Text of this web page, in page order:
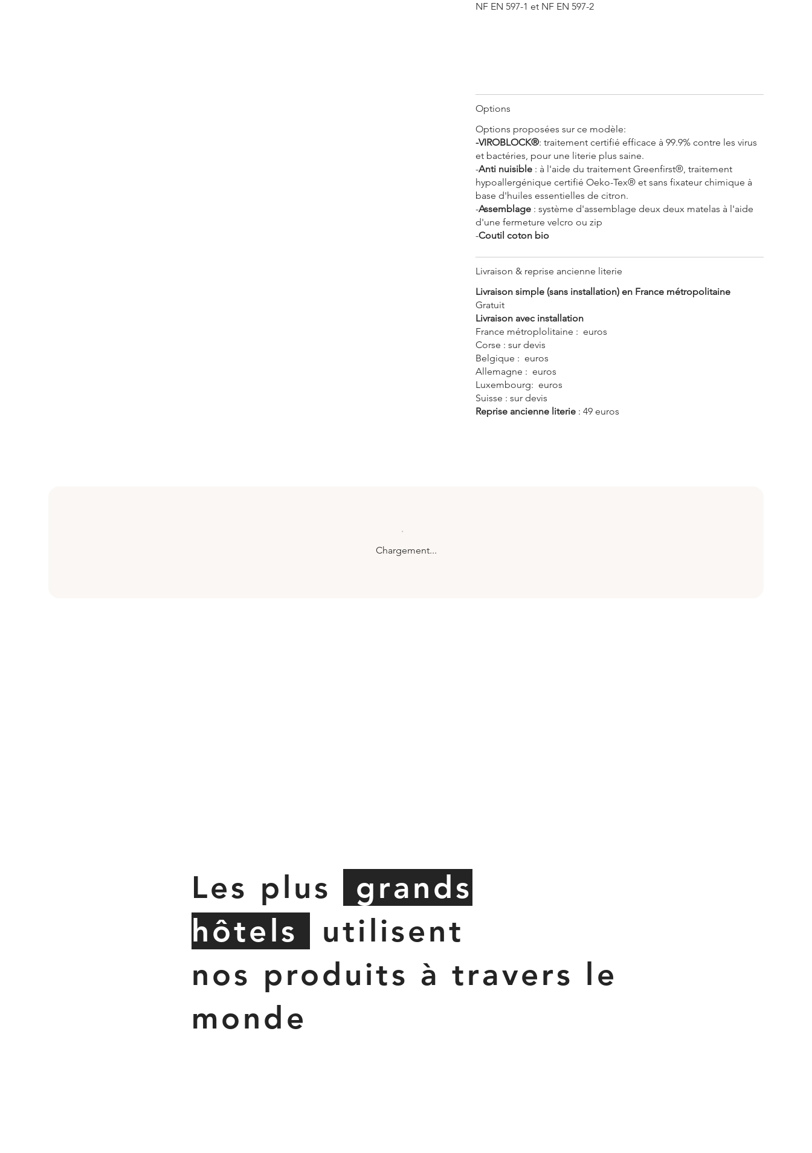
NF EN 597-1 et NF EN 597-2
Options
Options proposées sur ce modèle:
-VIROBLOCK®: traitement certifié efficace à 99.9% contre les virus
et bactéries, pour une literie plus saine.
-Anti nuisible: à l'aide du traitement Greenfirst®, traitement
hypoallergénique certifié Oeko-Tex® et sans fixateur chimique à
base d'huiles essentielles de citron.
-Assemblage: système d'assemblage deux deux matelas à l'aide
d'une fermeture velcro ou zip
-Coutil coton bio
Livraison & reprise ancienne literie
Livraison simple (sans installation) en France métropolitaine
Gratuit
Livraison avec installation
France métroplolitaine : euros
Corse : sur devis
Belgique : euros
Allemagne : euros
Luxembourg: euros
Suisse : sur devis
Reprise ancienne literie: 49 euros
Chargement...
Les plus
grands
hôtels
utilisent
nos produits à travers le
monde